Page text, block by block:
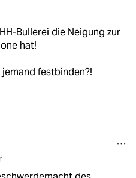
Bullerei die Neigung zur
hat!
festbinden?!